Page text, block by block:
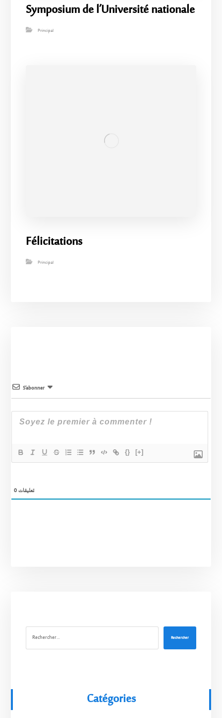
Symposium de l’Université nationale
Principal
Félicitations
Principal
S’abonner
{} [+]
0تعليقات
Rechercher
Catégories